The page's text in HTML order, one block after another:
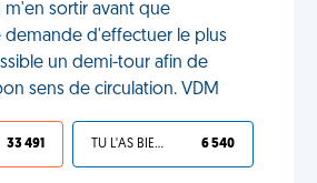
m'en sortir avant que
demande d'effectuer le plus
un demi-tour afin de
sens de circulation. VDM
33 491 TU L'AS BIEN MÉRITÉ 6 540